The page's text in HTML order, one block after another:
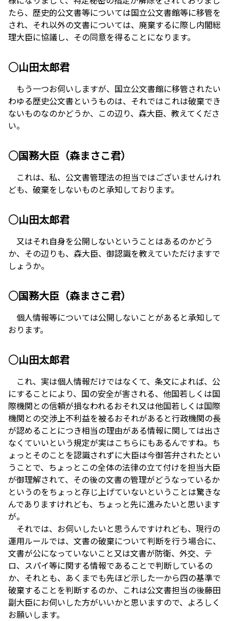
たら、歴史的公文書等については国立公文書館等に移管を
され、それ以外の文書については、廃棄するに際し内閣総
理大臣に協議し、その同意を得ることになります。
○山田太郎君
もう一つお伺いしますが、国立公文書館に移管されたい
わゆる歴史公文書というものは、それではこれは破棄でき
ないものなのかどうか、この辺り、森大臣、教えてくださ
い。
○国務大臣（森まさこ君）
これは、私、公文書管理法の担当ではございませんけれ
ども、破棄をしないものと承知しております。
○山田太郎君
又はそれ自身を公開しないということはあるのかどう
か、その辺りも、森大臣、御認識を教えていただけますで
しょうか。
○国務大臣（森まさこ君）
個人情報等については公開しないことがあると承知して
おります。
○山田太郎君
これ、実は個人情報だけではなくて、条文によれば、公
にすることにより、国の安全が害される、他国若しくは国
際機関との信頼が損なわれるおそれ又は他国若しくは国際
機関との交渉上不利益を被るおそれがあると行政機関の長
が認めることにつき相当の理由がある情報に関しては出さ
なくていいという規定が実はこちらにもあるんですね。ち
ょっとそのことを認識されずに大臣は今御答弁されたとい
うことで、ちょっとこの全体の法律の立て付けを担当大臣
が御理解されて、その後の文書の管理がどうなっているか
というのをちょっと存じ上げていないということは驚きな
んでありますけれども、ちょっと先に進みたいと思います
が。
それでは、お伺いしたいと思うんですけれども、現行の
運用ルールでは、文書の破棄について判断を行う場合に、
文書が公になっていないこと又は文書が防衛、外交、テ
ロ、スパイ等に関する情報であることで判断しているの
か、それとも、あくまでも先ほど示した一から四の基準で
破棄することを判断するのか、これは公文書担当の後藤田
副大臣にお伺いした方がいいかと思いますので、よろしく
お願いします。